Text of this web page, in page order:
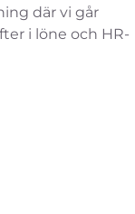
där vi går
i löne och HR-